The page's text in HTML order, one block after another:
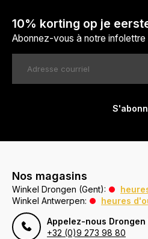
10% korting op je
Abonnez-vous à notre infolettre
Nos magasins
Winkel Drongen (Gent):
Winkel Antwerpen:
heures
Appelez-nous Drongen
+32 (0)9 273 98 80